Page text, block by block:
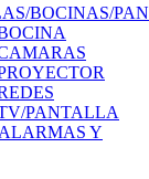
BOCINAS/
PANTALLA
Y